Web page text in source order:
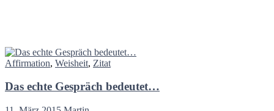
Affirmation, Weisheit, Zitat
Das echte Gespräch bedeutet…